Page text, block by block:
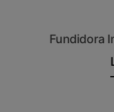
Fundidora